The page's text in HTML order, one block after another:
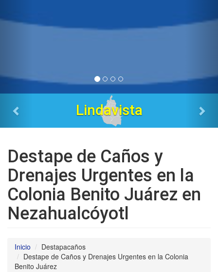
Tres Estrellas
Destape de Caños y
Drenajes Urgentes en la
Colonia Benito Juárez en
Nezahualcóyotl
Inicio
Destapacaños
Destape de Caños y Drenajes Urgentes en la Colonia
Benito Juárez